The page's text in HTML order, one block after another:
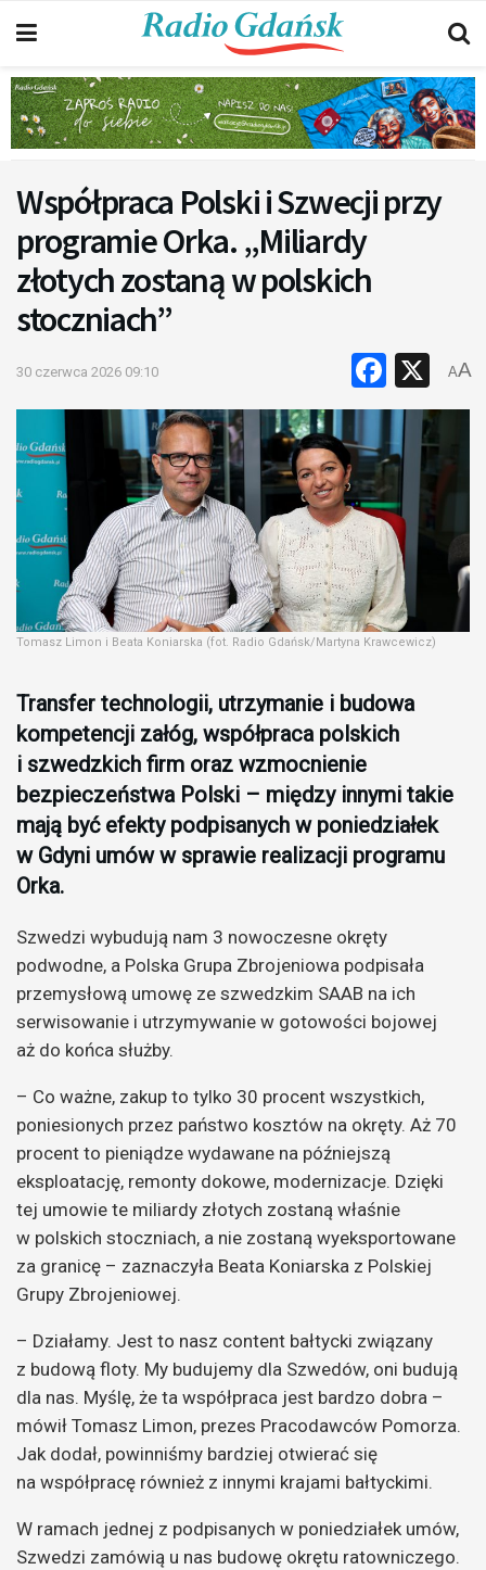
Współpraca Polski i Szwecji przy
programie Orka. „Miliardy
złotych zostaną w polskich
stoczniach”
30 czerwca 2026 09:10 X
AA
Tomasz Limon i Beata Koniarska (fot. Radio Gdańsk/Martyna Krawcewicz)
Transfer technologii, utrzymanie i budowa
kompetencji załóg, współpraca polskich
i szwedzkich firm oraz wzmocnienie
bezpieczeństwa Polski – między innymi takie
mają być efekty podpisanych w poniedziałek
w Gdyni umów w sprawie realizacji programu
Orka.
Szwedzi wybudują nam 3 nowoczesne okręty
podwodne, a Polska Grupa Zbrojeniowa podpisała
przemysłową umowę ze szwedzkim SAAB na ich
serwisowanie i utrzymywanie w gotowości bojowej
aż do końca służby.
– Co ważne, zakup to tylko 30 procent wszystkich,
poniesionych przez państwo kosztów na okręty. Aż 70
procent to pieniądze wydawane na późniejszą
eksploatację, remonty dokowe, modernizacje. Dzięki
tej umowie te miliardy złotych zostaną właśnie
w polskich stoczniach, a nie zostaną wyeksportowane
za granicę – zaznaczyła Beata Koniarska z Polskiej
Grupy Zbrojeniowej.
– Działamy. Jest to nasz content bałtycki związany
z budową floty. My budujemy dla Szwedów, oni budują
dla nas. Myślę, że ta współpraca jest bardzo dobra –
mówił Tomasz Limon, prezes Pracodawców Pomorza.
Jak dodał, powinniśmy bardziej otwierać się
na współpracę również z innymi krajami bałtyckimi.
W ramach jednej z podpisanych w poniedziałek umów,
Szwedzi zamówią u nas budowę okrętu ratowniczego.